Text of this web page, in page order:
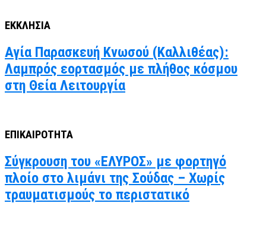
ΕΚΚΛΗΣΙΑ
Αγία Παρασκευή Κνωσού (Καλλιθέας):
Λαμπρός εορτασμός με πλήθος κόσμου
στη Θεία Λειτουργία
ΕΠΙΚΑΙΡΟΤΗΤΑ
Σύγκρουση του «ΕΛΥΡΟΣ» με φορτηγό
πλοίο στο λιμάνι της Σούδας – Χωρίς
τραυματισμούς το περιστατικό